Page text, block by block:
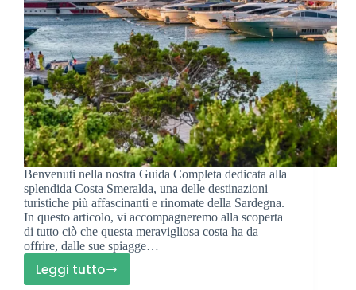
Benvenuti nella nostra Guida Completa dedicata alla
splendida Costa Smeralda, una delle destinazioni
turistiche più affascinanti e rinomate della Sardegna.
In questo articolo, vi accompagneremo alla scoperta
di tutto ciò che questa meravigliosa costa ha da
offrire, dalle sue spiagge…
Leggi tutto
Cosa